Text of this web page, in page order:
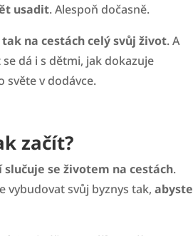
usadit. Alespoň dočasně.
na cestách celý svůj život. A
dá i s dětmi, jak dokazuje
světe v dodávce.
začít?
se životem na cestách.
vybudovat svůj byznys tak,abyste